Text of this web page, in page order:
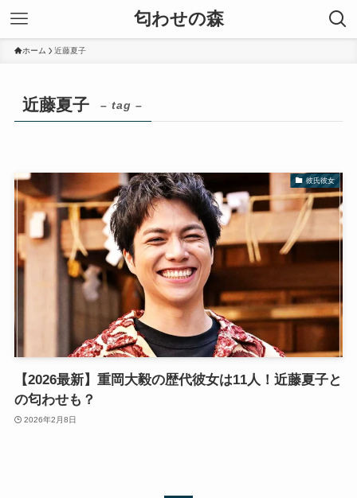
匂わせの森
ホーム 近藤夏子
近藤夏子 – tag –
彼氏彼女
【2026最新】重岡大毅の歴代彼女は11人！近藤夏子と
の匂わせも？
2026年2月8日